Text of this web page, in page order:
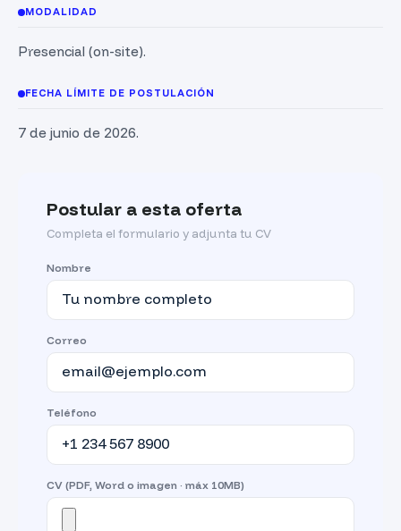
MODALIDAD
Presencial (on-site).
FECHA LÍMITE DE POSTULACIÓN
7 de junio de 2026.
Postular a esta oferta
Completa el formulario y adjunta tu CV
Nombre
Correo
Teléfono
CV (PDF, Word o imagen · máx 10MB)